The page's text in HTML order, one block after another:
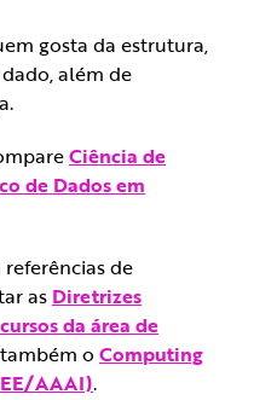
gosta da estrutura,
além de
Ciência de
de Dados em
de
as Diretrizes
da área de
o Computing
AAAI).